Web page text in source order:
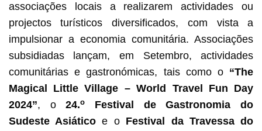
associações locais a realizarem actividades ou
projectos turísticos diversificados, com vista a
impulsionar a economia comunitária. Associações
subsidiadas lançam, em Setembro, actividades
comunitárias e gastronómicas, tais como o “The
Magical Little Village – World Travel Fun Day
2024”, o24.o
Festival de Gastronomia do
Sudeste Asiático e o Festival da Travessa do